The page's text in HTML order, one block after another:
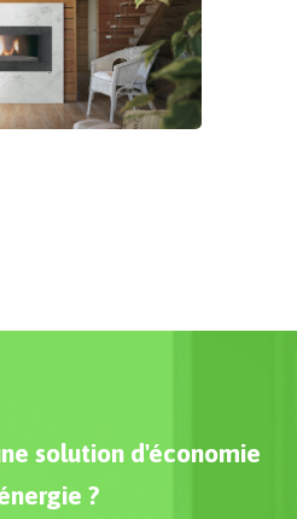
solution d'économie
?